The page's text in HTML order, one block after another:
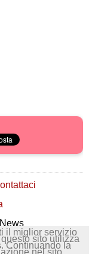
il miglior servizio
sito utilizza
Continuando la
nel sito